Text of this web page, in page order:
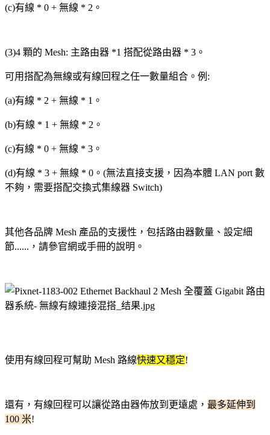
(c)有線 * 0 + 無線 * 2。
(3)4 顆的 Mesh: 主路由器 *1 搭配從路由器 * 3 。
可用搭配為無線或有線回程之任一數量組合。例:
(a)有線 * 2 + 無線 * 1。
(b)有線 * 1 + 無線 * 2。
(c)有線 * 0 + 無線 * 3。
(d)有線 * 3 + 無線 * 0。(無法直接支援 ，因為本體 LAN port 數
不夠 ，需要搭配交換式集線器 Switch)
其他各品牌 Mesh 產品的支援性 ，包括路由器數量、設定細
節......，請參官網或手冊的說明 。
使用有線回程可幫助 Mesh 路線快速又穩定!
還有 ， 有線回程可以讓從路由器佈放到更遠處， 最多延伸到
100 米!